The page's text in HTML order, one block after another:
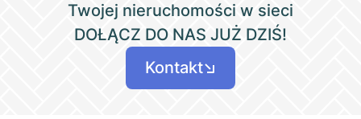
Twojej nieruchomości w sieci
DOŁĄCZ DO NAS JUŻ DZIŚ!
Kontakt